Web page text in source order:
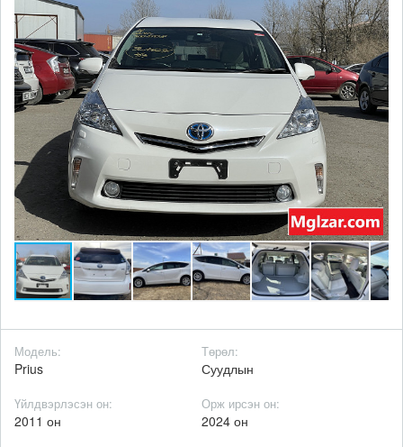
Модель:
Prius
Төрөл:
Суудлын
Үйлдвэрлэсэн он:
2011 он
Орж ирсэн он:
2024 он